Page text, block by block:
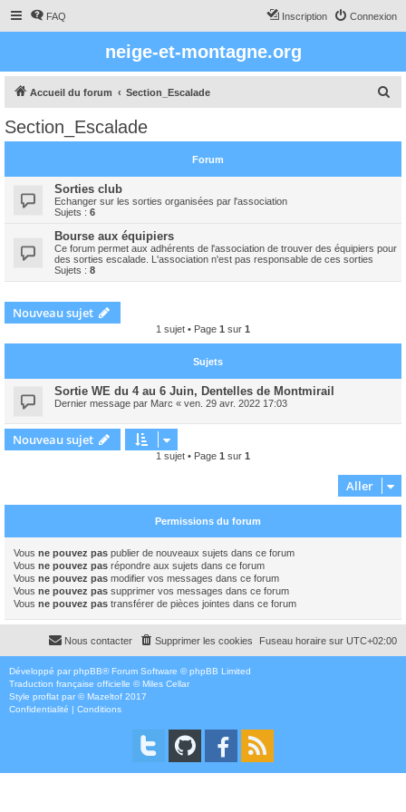
FAQ Connexion
Inscription
neige-et-montagne.org
Accueil du forum Section_Escalade
e
Section_Escalade
Forum
Sorties club
Echanger sur les sorties organisées par l'association
Sujets : 6
Bourse aux équipiers
Ce forum permet aux adhérents de l'association de trouver des équipiers pour
des sorties escalade. L'association n'est pas responsable de ces sorties
Sujets : 8
Nouveau sujet
1 sujet • Page 1 sur 1
Sujets
Sortie WE du 4 au 6 Juin, Dentelles de Montmirail
Dernier message par Marc « ven. 29 avr. 2022 17:03
Nouveau sujet
1 sujet • Page 1 sur 1
Aller
Permissions du forum
Vous ne pouvez pas publier de nouveaux sujets dans ce forum
Vous ne pouvez pas répondre aux sujets dans ce forum
Vous ne pouvez pas modifier vos messages dans ce forum
Vous ne pouvez pas supprimer vos messages dans ce forum
Vous ne pouvez pas transférer de pièces jointes dans ce forum
Fuseau horaire sur UTC+02:00
Supprimer les cookies
Nous contacter
Développé par phpBB® Forum Software © phpBB Limited
Traduction française officielle ©Miles Cellar
Style proflat par ©Mazeltof 2017
Confidentialité | Conditions